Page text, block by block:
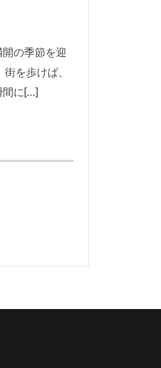
の季節を迎
を歩けば、
間に[…]